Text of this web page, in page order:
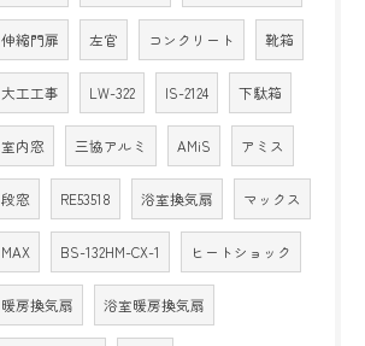
伸縮門扉 左官 コンクリート 靴箱
大工工事 LW-322 IS-2124 下駄箱
室内窓 三協アルミ AMiS アミス
段窓 RE53518 浴室換気扇 マックス
MAX BS-132HM-CX-1 ヒートショック
暖房換気扇 浴室暖房換気扇